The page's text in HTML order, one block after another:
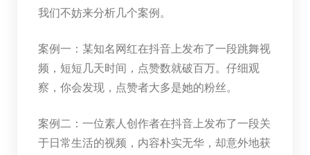
我们不妨来分析几个案例。
案例一：某知名网红在抖音上发布了一段跳舞视
频，短短几天时间，点赞数就破百万。仔细观
察，你会发现，点赞者大多是她的粉丝。
案例二：一位素人创作者在抖音上发布了一段关
于日常生活的视频，内容朴实无华，却意外地获